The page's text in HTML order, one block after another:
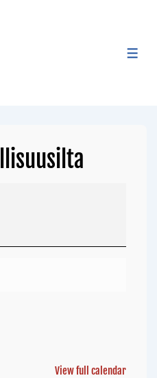
View full calendar